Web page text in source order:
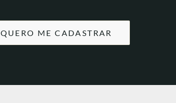
QUERO ME CADASTRAR